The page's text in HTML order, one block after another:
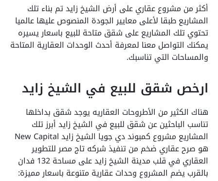
أكثر من مشروع عقاري على أرض الشيخ زايد تم بناء تلك
المشاريع طبقا لأعلى معايير الجودة المنصوص عليها عالميا
تحتوي تلك المشاريع على شقق متاحة للبيع باسعار يسيره
يمكنك التواصل معنا لمعرفة أحدث الوحدات العقارية المتاحة
والمساحات التي تناسبك.
ارخص شقق للبيع في الشيخ زايد
هناك الكثير من الأطروحات العقاريه يوجد شقق بداخلها
تناسب الباحثين عن شقق للبيع في الشيخ زايد أبرز تلك
المشاريع مشروع كمبوند دي جويا الشيخ زايد New Capital
هو صرح عقاري ضخم من تنفيذ شركه تاج مصر للتطوير
العقاري في قلب مدينة الشيخ زايد على مساحة 132 فدان
بالقرب يضم المشروع وحدات عقارية متنوعة باسعار مميزة: